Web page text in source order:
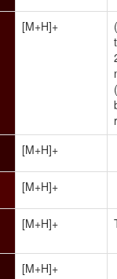
[M+H]+
[M+H]+
[M+H]+
[M+H]+
[M+H]+